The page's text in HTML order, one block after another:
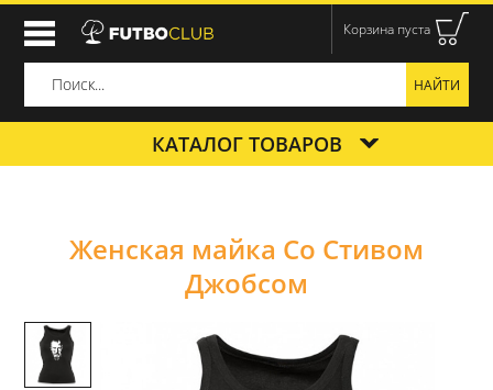
Корзина пуста
КАТАЛОГ ТОВАРОВ
Женская майка Со Стивом
Джобсом